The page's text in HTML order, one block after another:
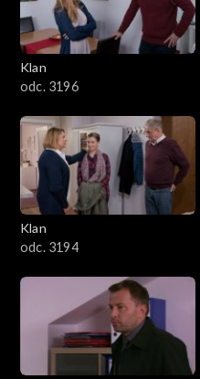
3801–3900
3701–3800
3601–3700
3501–3600
3401–3500
3201–3300
3101–3200
Klan
odc. 3196
Klan
odc. 3194